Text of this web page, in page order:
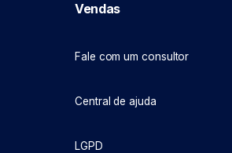
Vendas
Fale com um consultor
Central de ajuda
LGPD